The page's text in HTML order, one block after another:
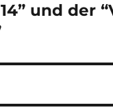
und der